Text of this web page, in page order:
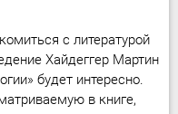
с литературой
Хайдеггер Мартин
будет интересно.
в книге,